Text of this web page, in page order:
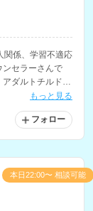
関係、学習不適応
ンセラーさんで
ダルトチルドレ
対応されていま
もっと見る
フォロー
本日22:00〜 相談可能